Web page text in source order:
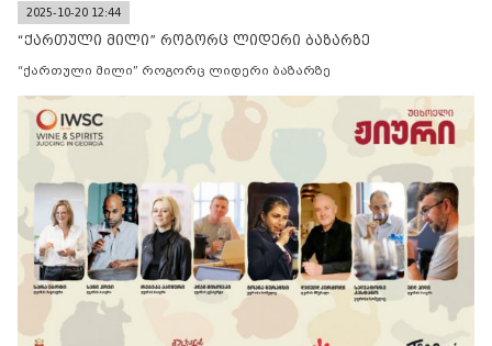
2025-10-20 12:44
“ქართული მილი” როგორც ლიდერი ბაზარზე
“ქართული მილი” როგორც ლიდერი ბაზარზე